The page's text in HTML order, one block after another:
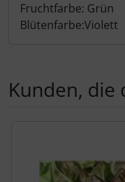
Fruchtfarbe: Grün
Blütenfarbe:Violett
Kunden,